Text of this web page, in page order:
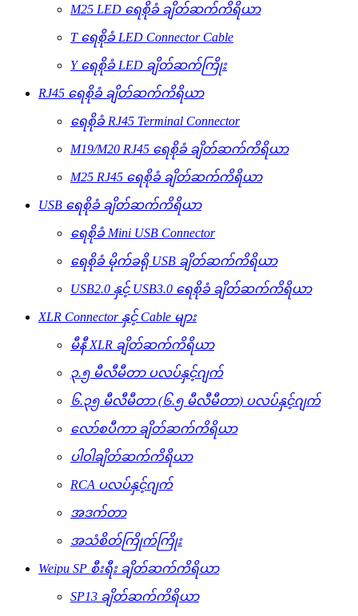
M25 LED ရေစိုခံ ချိတ်ဆက်ကိရိယာ
T ရေစိုခံ LED Connector Cable
Y ရေစိုခံ LED ချိတ်ဆက်ကြိုး
RJ45 ရေစိုခံ ချိတ်ဆက်ကိရိယာ
ရေစိုခံ RJ45 Terminal Connector
M19/M20 RJ45 ရေစိုခံ ချိတ်ဆက်ကိရိယာ
M25 RJ45 ရေစိုခံ ချိတ်ဆက်ကိရိယာ
USB ရေစိုခံ ချိတ်ဆက်ကိရိယာ
ရေစိုခံ Mini USB Connector
ရေစိုခံ မိုက်ခရို USB ချိတ်ဆက်ကိရိယာ
USB2.0 နှင့် USB3.0 ရေစိုခံ ချိတ်ဆက်ကိရိယာ
XLR Connector နှင့် Cable များ
မီနီ XLR ချိတ်ဆက်ကိရိယာ
၃.၅ မီလီမီတာ ပလပ်နှင့်ဂျက်
၆.၃၅ မီလီမီတာ (၆.၅ မီလီမီတာ) ပလပ်နှင့်ဂျက်
လော်စပီကာ ချိတ်ဆက်ကိရိယာ
ပါဝါချိတ်ဆက်ကိရိယာ
RCA ပလပ်နှင့်ဂျက်
အဒက်တာ
အသံစိတ်ကြိုက်ကြိုး
Weipu SP စီးရီး ချိတ်ဆက်ကိရိယာ
SP13 ချိတ်ဆက်ကိရိယာ